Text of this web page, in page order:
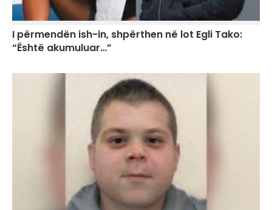
I përmendën ish-in, shpërthen në lot Egli Tako:
“Është akumuluar…”